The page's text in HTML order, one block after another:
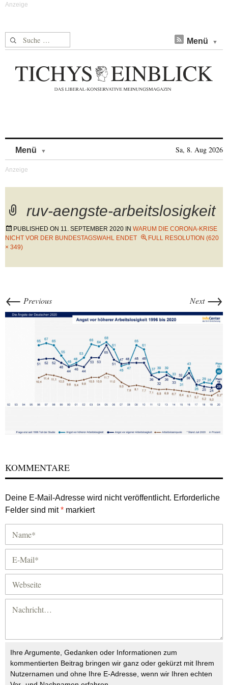
Suche nach: Menü
Menü Sa, 8. Aug 2026
ruv-aengste-arbeitslosigkeit
PUBLISHED ON 11. SEPTEMBER 2020 IN WARUM DIE CORONA-KRISE
NICHT VOR DER BUNDESTAGSWAHL ENDET
FULL RESOLUTION (620
× 349)
← Previous Next →
KOMMENTARE
Deine E-Mail-Adresse wird nicht veröffentlicht. Erforderliche
Felder sind mit* markiert
Ihre Argumente, Gedanken oder Informationen zum
kommentierten Beitrag bringen wir ganz oder gekürzt mit Ihrem
Nutzernamen und ohne Ihre E-Adresse, wenn wir Ihren echten